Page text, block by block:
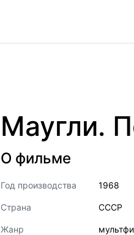
Маугли.
О фильме
Год производства 1968
Страна СССР
Жанр